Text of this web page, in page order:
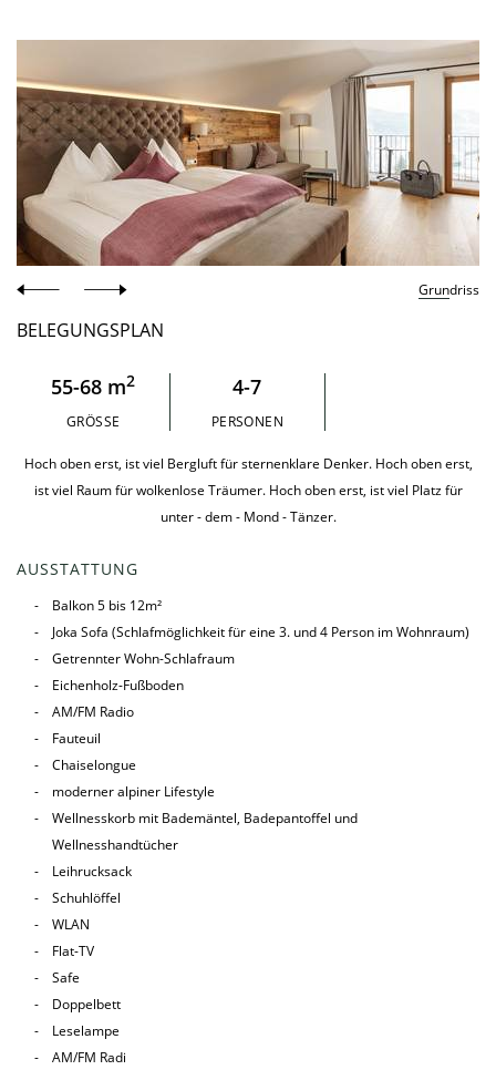
Grundriss
BELEGUNGSPLAN
55-68 m2
GRÖSSE
4-7
PERSONEN
Hoch oben erst, ist viel Bergluft für sternenklare Denker. Hoch oben erst,
ist viel Raum für wolkenlose Träumer. Hoch oben erst, ist viel Platz für
unter - dem - Mond - Tänzer.
AUSSTATTUNG
Balkon 5 bis 12m²
Joka Sofa (Schlafmöglichkeit für eine 3. und 4 Person im Wohnraum)
Getrennter Wohn-Schlafraum
Eichenholz-Fußboden
AM/FM Radio
Fauteuil
Chaiselongue
moderner alpiner Lifestyle
Wellnesskorb mit Bademäntel, Badepantoffel und
Wellnesshandtücher
Leihrucksack
Schuhlöffel
WLAN
Flat-TV
Safe
Doppelbett
Leselampe
AM/FM Radi